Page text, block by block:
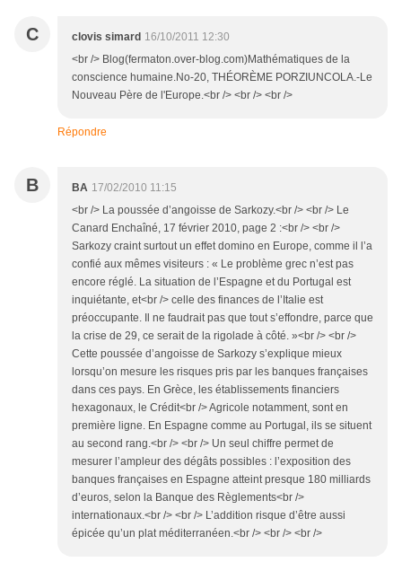
C clovis simard 16/10/2011 12:30
<br /> Blog(fermaton.over-blog.com)Mathématiques de la
conscience humaine.No-20, THÉORÈME PORZIUNCOLA.-Le
Nouveau Père de l'Europe.<br /> <br /> <br />
Répondre
B BA 17/02/2010 11:15
<br /> La poussée d’angoisse de Sarkozy.<br /> <br /> Le
Canard Enchaîné, 17 février 2010, page 2 :<br /> <br />
Sarkozy craint surtout un effet domino en Europe, comme il l’a
confié aux mêmes visiteurs : « Le problème grec n’est pas
encore réglé. La situation de l’Espagne et du Portugal est
inquiétante, et<br /> celle des finances de l’Italie est
préoccupante. Il ne faudrait pas que tout s’effondre, parce que
la crise de 29, ce serait de la rigolade à côté. »<br /> <br />
Cette poussée d’angoisse de Sarkozy s’explique mieux
lorsqu’on mesure les risques pris par les banques françaises
dans ces pays. En Grèce, les établissements financiers
hexagonaux, le Crédit<br /> Agricole notamment, sont en
première ligne. En Espagne comme au Portugal, ils se situent
au second rang.<br /> <br /> Un seul chiffre permet de
mesurer l’ampleur des dégâts possibles : l’exposition des
banques françaises en Espagne atteint presque 180 milliards
d’euros, selon la Banque des Règlements<br />
internationaux.<br /> <br /> L’addition risque d’être aussi
épicée qu’un plat méditerranéen.<br /> <br /> <br />